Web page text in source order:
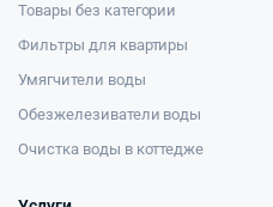
Товары без категории
Фильтры для квартиры
Умягчители воды
Обезжелезиватели воды
Очистка воды в коттедже